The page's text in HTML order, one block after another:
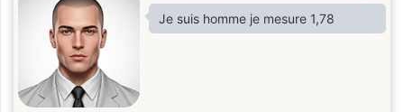
Je suis homme je mesure 1,78